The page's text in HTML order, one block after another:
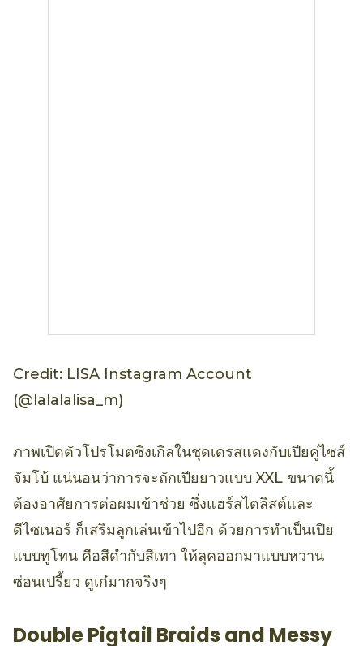
Credit: LISA Instagram Account
(@lalalalisa_m)
ภาพเปิดตัวโปรโมตซิงเกิลในชุดเดรสแดงกับเปียคู่ไซส์
จัมโบ้ แน่นอนว่าการจะถักเปียยาวแบบ XXL ขนาดนี้
ต้องอาศัยการต่อผมเข้าช่วย ซึ่งแฮร์สไตลิสต์และ
ดีไซเนอร์ ก็เสริมลูกเล่นเข้าไปอีก ด้วยการทำเป็นเปีย
แบบทูโทน คือสีดำกับสีเทา ให้ลุคออกมาแบบหวาน
ซ่อนเปรี้ยว ดูเก๋มากจริงๆ
Double Pigtail Braids and Messy